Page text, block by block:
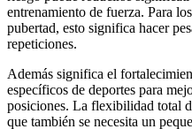
entrenamiento de fuerza. Para
pubertad, esto significa hacer
repeticiones.
Además significa el
específicos de deportes para
posiciones. La flexibilidad total
que también se necesita un